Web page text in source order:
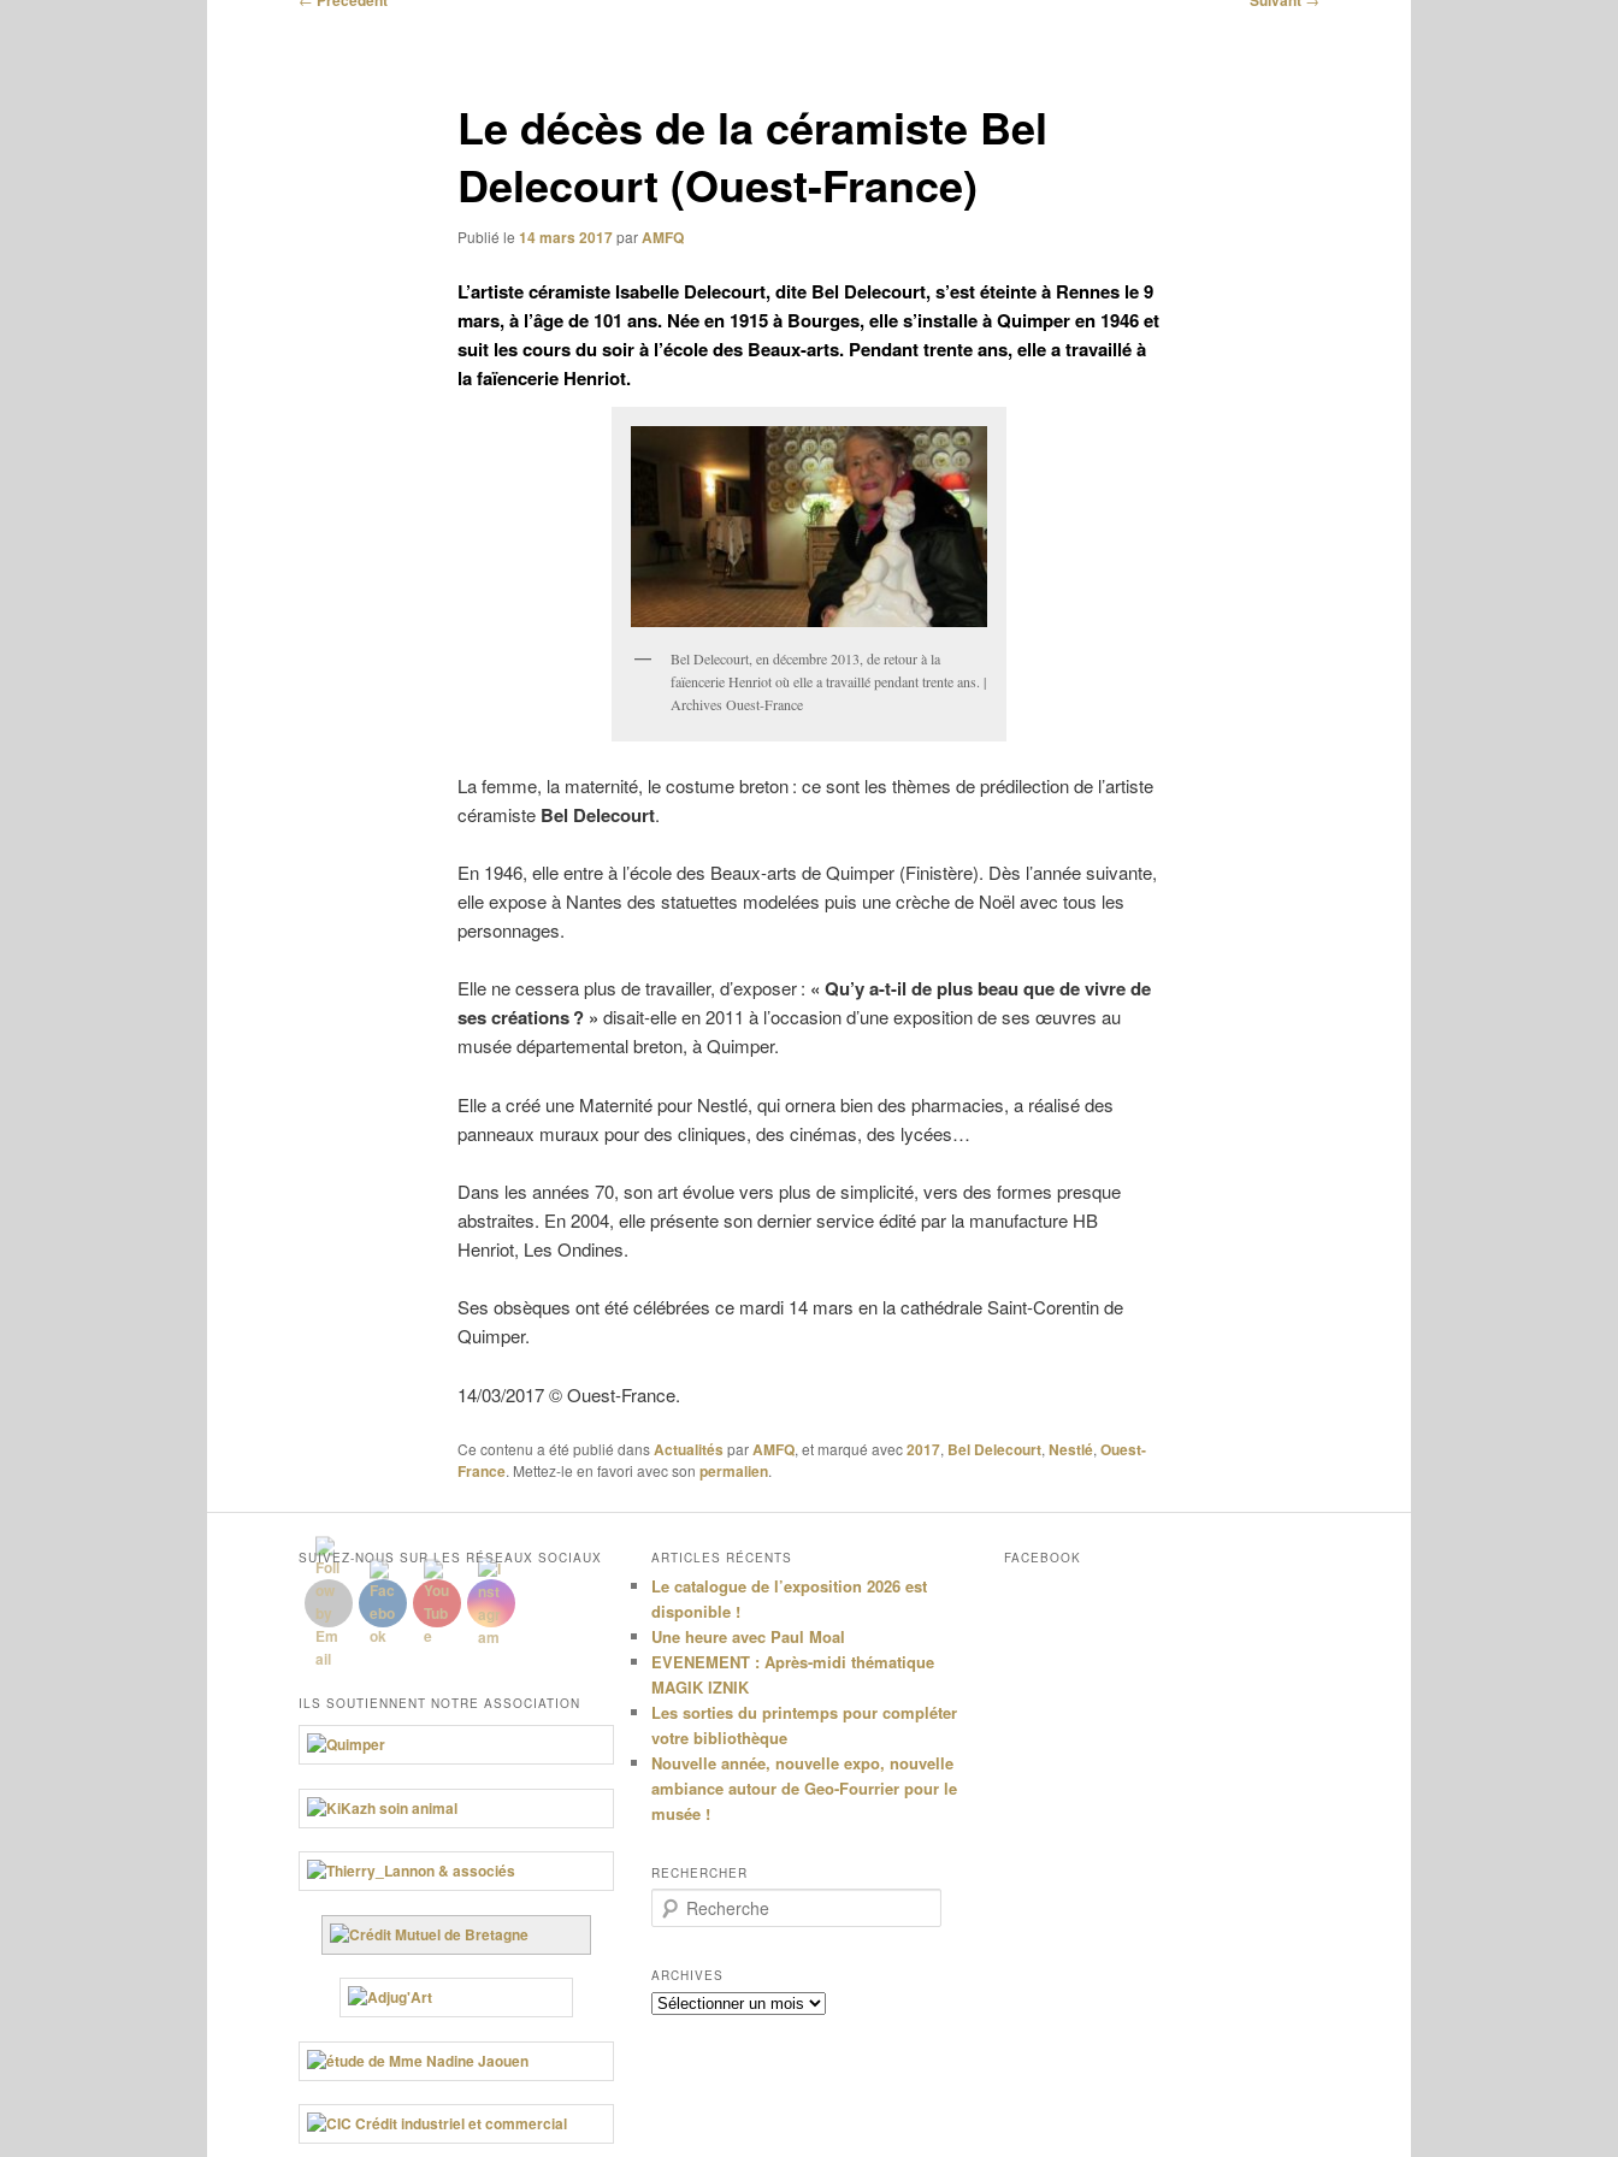
Le décès de la céramiste Bel
Delecourt (Ouest-France)
Publié le 14 mars 2017parAMFQ
L’artiste céramiste Isabelle Delecourt, dite Bel Delecourt, s’est éteinte à Rennes le 9
mars, à l’âge de 101 ans. Née en 1915 à Bourges, elle s’installe à Quimper en 1946 et
suit les cours du soir à l’école des Beaux-arts. Pendant trente ans, elle a travaillé à
la faïencerie Henriot.
Bel Delecourt, en décembre 2013, de retour à la
faïencerie Henriot où elle a travaillé pendant trente ans. |
Archives Ouest-France
La femme, la maternité, le costume breton : ce sont les thèmes de prédilection de l’artiste
céramiste Bel Delecourt.
En 1946, elle entre à l’école des Beaux-arts de Quimper (Finistère). Dès l’année suivante,
elle expose à Nantes des statuettes modelées puis une crèche de Noël avec tous les
personnages.
Elle ne cessera plus de travailler, d’exposer : « Qu’y a-t-il de plus beau que de vivre de
ses créations ? » disait-elle en 2011 à l’occasion d’une exposition de ses œuvres au
musée départemental breton, à Quimper.
Elle a créé une Maternité pour Nestlé, qui ornera bien des pharmacies, a réalisé des
panneaux muraux pour des cliniques, des cinémas, des lycées…
Dans les années 70, son art évolue vers plus de simplicité, vers des formes presque
abstraites. En 2004, elle présente son dernier service édité par la manufacture HB
Henriot, Les Ondines.
Ses obsèques ont été célébrées ce mardi 14 mars en la cathédrale Saint-Corentin de
Quimper.
14/03/2017 © Ouest-France.
Ce contenu a été publié dansActualités parAMFQ, et marqué avec2017, Bel Delecourt, Nestlé, Ouest-
France. Mettez-le en favori avec son permalien.
SUIVEZ-NOUS SUR LES RÉSEAUX SOCIAUX
ILS SOUTIENNENT NOTRE ASSOCIATION
ARTICLES RÉCENTS
Le catalogue de l’exposition 2026 est
disponible !
Une heure avec Paul Moal
EVENEMENT : Après-midi thématique
MAGIK IZNIK
Les sorties du printemps pour compléter
votre bibliothèque
Nouvelle année, nouvelle expo, nouvelle
ambiance autour de Geo-Fourrier pour le
musée !
RECHERCHER
e
h
e
r
ARCHIVES
Archives
FACEBOOK